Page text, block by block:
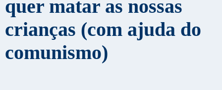
quer matar as nossas
crianças (com ajuda do
comunismo)